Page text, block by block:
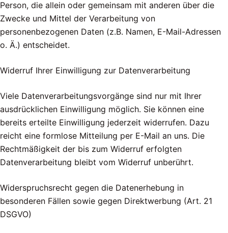
Person, die allein oder gemeinsam mit anderen über die
Zwecke und Mittel der Verarbeitung von
personenbezogenen Daten (z.B. Namen, E-Mail-Adressen
o. Ä.) entscheidet.
Widerruf Ihrer Einwilligung zur Datenverarbeitung
Viele Datenverarbeitungsvorgänge sind nur mit Ihrer
ausdrücklichen Einwilligung möglich. Sie können eine
bereits erteilte Einwilligung jederzeit widerrufen. Dazu
reicht eine formlose Mitteilung per E-Mail an uns. Die
Rechtmäßigkeit der bis zum Widerruf erfolgten
Datenverarbeitung bleibt vom Widerruf unberührt.
Widerspruchsrecht gegen die Datenerhebung in
besonderen Fällen sowie gegen Direktwerbung (Art. 21
DSGVO)